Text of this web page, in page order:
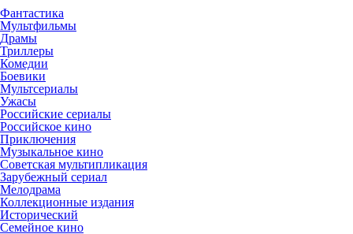
Фантастика
Мультфильмы
Драмы
Триллеры
Комедии
Боевики
Мультсериалы
Ужасы
Российские сериалы
Российское кино
Приключения
Музыкальное кино
Советская мультипликация
Зарубежный сериал
Мелодрама
Коллекционные издания
Исторический
Семейное кино